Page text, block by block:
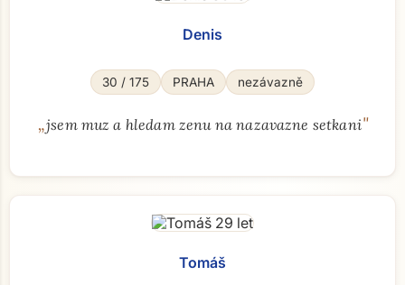
Denis
30 / 175 PRAHA nezávazně
„jsem muz a hledam zenu na nazavazne setkani"
Tomáš